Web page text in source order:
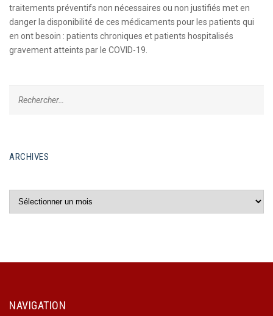
traitements préventifs non nécessaires ou non justifiés met en
danger la disponibilité de ces médicaments pour les patients qui
en ont besoin : patients chroniques et patients hospitalisés
gravement atteints par le COVID-19.
ARCHIVES
NAVIGATION